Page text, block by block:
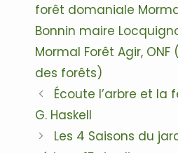
forêt domaniale
Bonnin maire
Mormal Forêt Agir,
des forêts)
Navigation
des
Écoute l’arbre et la
G. Haskell
Les 4 Saisons du